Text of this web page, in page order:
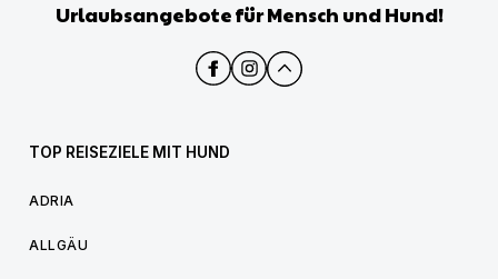
Urlaubsangebote für Mensch und Hund!
TOP REISEZIELE MIT HUND
ADRIA
ALLGÄU